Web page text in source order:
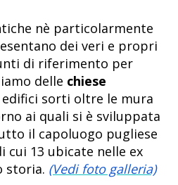
nè particolarmente
dei veri e propri
di riferimento per
delle chiese
edifici sorti oltre le mura
ai quali si è sviluppata
il capoluogo pugliese
cui 13 ubicate nelle ex
storia. (Vedi foto galleria)